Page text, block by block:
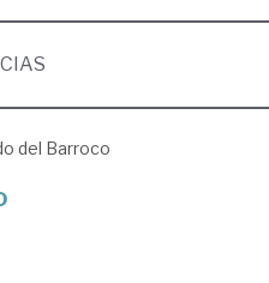
del Barroco